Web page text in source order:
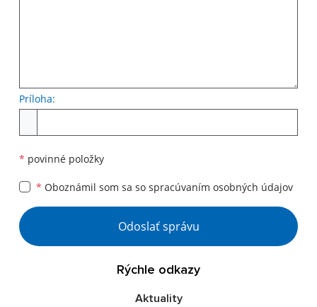
Príloha:
* povinné položky
* Oboznámil som sa so spracúvaním osobných údajov
Google reCaptcha Response
Odoslať správu
Rýchle odkazy
Aktuality